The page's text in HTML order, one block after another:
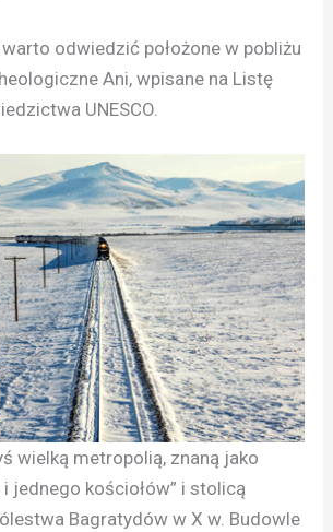
odwiedzić położone w pobliżu
Ani, wpisane na Listę
UNESCO.
wielką metropolią, znaną jako
jednego kościołów” i stolicą
Bagratydów w X w. Budowle